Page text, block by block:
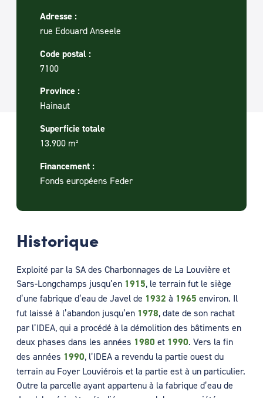
Adresse :
rue Edouard Anseele
Code postal :
7100
Province :
Hainaut
Superficie totale
13.900 m²
Financement :
Fonds européens Feder
Historique
Exploité par la SA des Charbonnages de La Louvière et
Sars-Longchamps jusqu’en 1915, le terrain fut le siège
d’une fabrique d’eau de Javel de 1932 à 1965 environ. Il
fut laissé à l’abandon jusqu’en 1978, date de son rachat
par l’IDEA, qui a procédé à la démolition des bâtiments en
deux phases dans les années 1980 et 1990. Vers la fin
des années 1990, l’IDEA a revendu la partie ouest du
terrain au Foyer Louviérois et la partie est à un particulier.
Outre la parcelle ayant appartenu à la fabrique d’eau de